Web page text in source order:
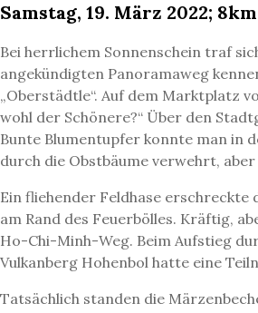
Samstag, 19. März 2022;
Bei herrlichem Sonnenschein traf
angekündigten Panoramaweg
„Oberstädtle“. Auf dem Marktplatz
wohl der Schönere?“ Über den
Bunte Blumentupfer konnte man in
durch die Obstbäume verwehrt,
Ein fliehender Feldhase
am Rand des Feuerbölles. Kräftig,
Ho-Chi-Minh-Weg. Beim Aufstieg
Vulkanberg Hohenbol hatte eine
Tatsächlich standen die